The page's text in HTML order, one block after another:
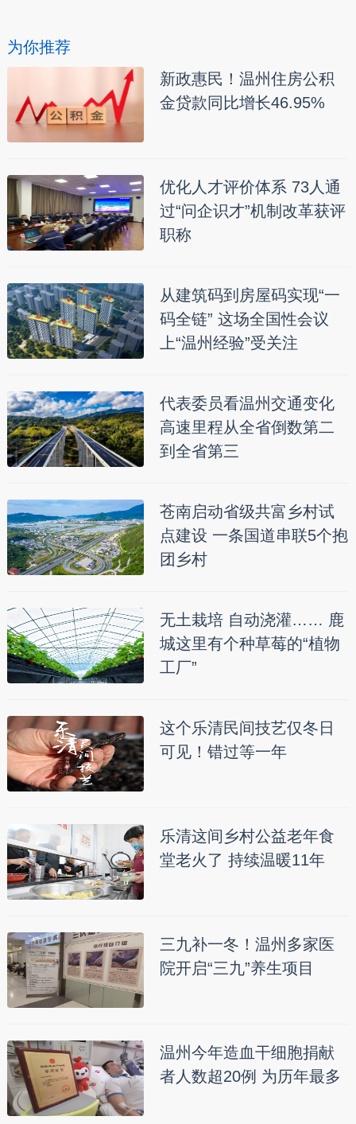
为你推荐
新政惠民！温州住房公积
金贷款同比增长46.95%
优化人才评价体系 73人通
过“问企识才”机制改革获评
职称
从建筑码到房屋码实现“一
码全链” 这场全国性会议
上“温州经验”受关注
代表委员看温州交通变化
高速里程从全省倒数第二
到全省第三
苍南启动省级共富乡村试
点建设 一条国道串联5个抱
团乡村
无土栽培 自动浇灌…… 鹿
城这里有个种草莓的“植物
工厂”
这个乐清民间技艺仅冬日
可见！错过等一年
乐清这间乡村公益老年食
堂老火了 持续温暖11年
三九补一冬！温州多家医
院开启“三九”养生项目
温州今年造血干细胞捐献
者人数超20例 为历年最多